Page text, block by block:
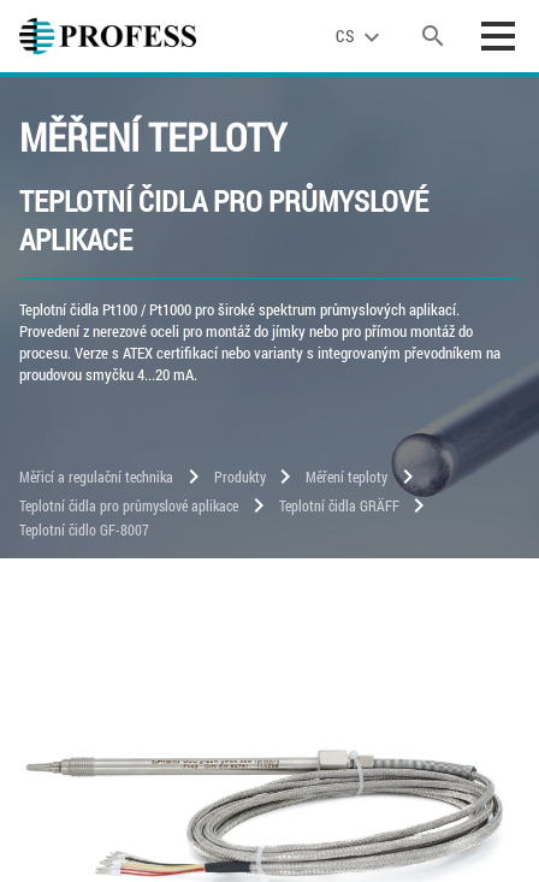
CS expand_more search
MĚŘENÍ TEPLOTY
TEPLOTNÍ ČIDLA PRO PRŮMYSLOVÉ
APLIKACE
Teplotní čidla Pt100 / Pt1000 pro široké spektrum průmyslových aplikací.
Provedení z nerezové oceli pro montáž do jímky nebo pro přímou montáž do
procesu. Verze s ATEX certifikací nebo varianty s integrovaným převodníkem na
proudovou smyčku 4...20 mA.
Měřicí a regulační technika chevron_right Produkty chevron_right Měření teploty chevron_right
Teplotní čidla pro průmyslové aplikace chevron_right Teplotní čidla GRÄFF chevron_right
Teplotní čidlo GF-8007